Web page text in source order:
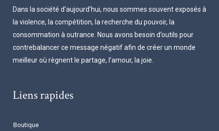
Dans la société d’aujourd’hui, nous sommes souvent exposés à
la violence, la compétition, la recherche du pouvoir, la
consommation à outrance. Nous avons besoin d’outils pour
contrebalancer ce message négatif afin de créer un monde
meilleur où règnent le partage, l’amour, la joie.
Liens rapides
Boutique